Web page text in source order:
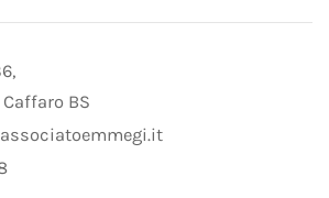
BS